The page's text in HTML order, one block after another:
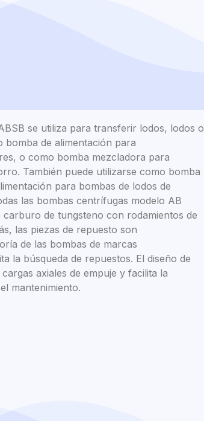
se utiliza para transferir lodos, lodos o
bomba de alimentación para
o como bomba mezcladora para
También puede utilizarse como bomba
para bombas de lodos de
las bombas centrífugas modelo AB
carburo de tungsteno con rodamientos de
las piezas de repuesto son
de las bombas de marcas
la búsqueda de repuestos. El diseño de
axiales de empuje y facilita la
mantenimiento.